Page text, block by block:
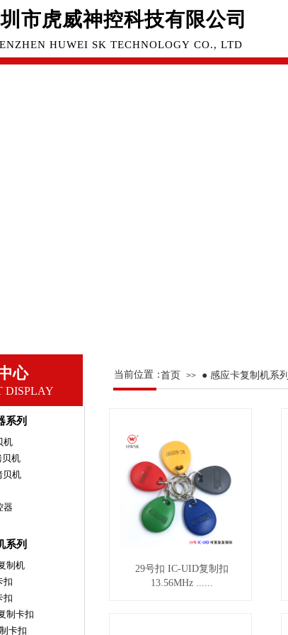
市虎威神控科技有限公司
HUWEI SK TECHNOLOGY CO., LTD
DISPLAY
心
系列
机
贝机
贝机
器
系列
制机
扣
扣
制卡扣
卡扣
当前位置：首页 >> ● 感应卡复制机系列
29号扣 IC-UID复制扣
13.56MHz ......